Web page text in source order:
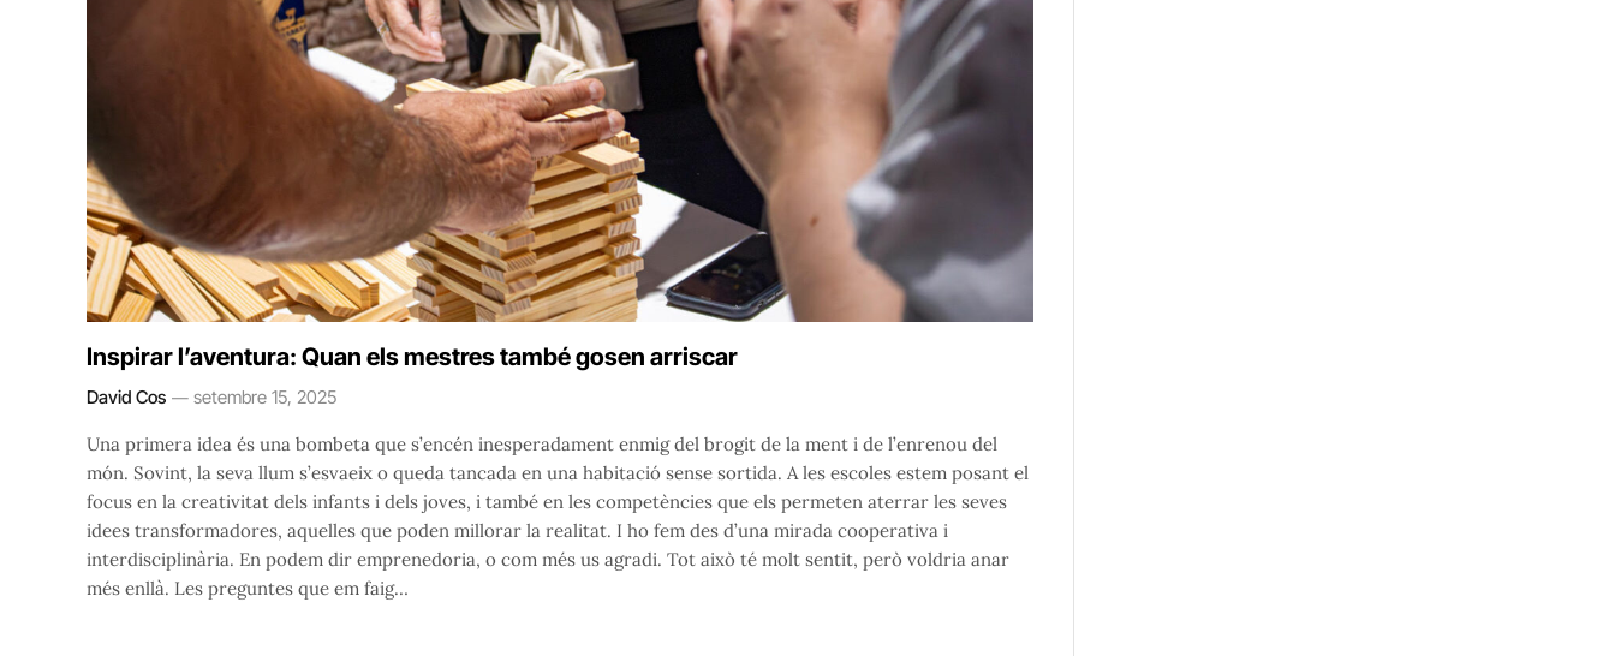
Inspirar l’aventura: Quan els mestres també gosen arriscar
David Cos setembre 15, 2025
Una primera idea és una bombeta que s’encén inesperadament enmig del brogit de la ment i de l’enrenou del
món. Sovint, la seva llum s’esvaeix o queda tancada en una habitació sense sortida. A les escoles estem posant el
focus en la creativitat dels infants i dels joves, i també en les competències que els permeten aterrar les seves
idees transformadores, aquelles que poden millorar la realitat. I ho fem des d’una mirada cooperativa i
interdisciplinària. En podem dir emprenedoria, o com més us agradi. Tot això té molt sentit, però voldria anar
més enllà. Les preguntes que em faig…